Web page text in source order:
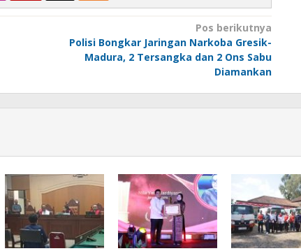
Pos berikutnya
Polisi Bongkar Jaringan Narkoba Gresik-
Madura, 2 Tersangka dan 2 Ons Sabu
Diamankan